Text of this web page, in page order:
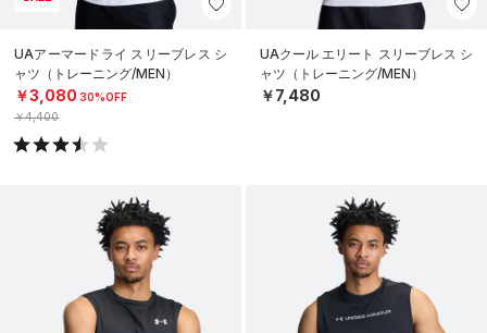
UAアーマードライ スリーブレス シ
ャツ（トレーニング/MEN）
￥3,080 30%OFF
￥4,400
UAクール エリート スリーブレス シ
ャツ（トレーニング/MEN）
￥7,480